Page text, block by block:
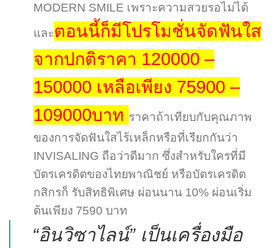
MODERN SMILE เพราะความสวยรอไม่ได้
และตอนนี้ก็มีโปรโมชั่นจัดฟันใส
จากปกติราคา 120000 –
150000 เหลือเพียง 75900 –
109000บาท ราคาถ้าเทียบกับคุณภาพ
ของการจัดฟันใสไร้เหล็กหรือที่เรียกกันว่า
INVISALING ถือว่าดีมาก ซึ่งสำหรับใครที่มี
บัตรเครดิตของไทยพาณิชย์ หรือบัตรเครดิต
กสิกรก็ รับสิทธิพิเศษ ผ่อนนาน 10% ผ่อนเริ่ม
ต้นเพียง 7590 บาท
“อินวิซาไลน์” เป็นเครื่องมือ